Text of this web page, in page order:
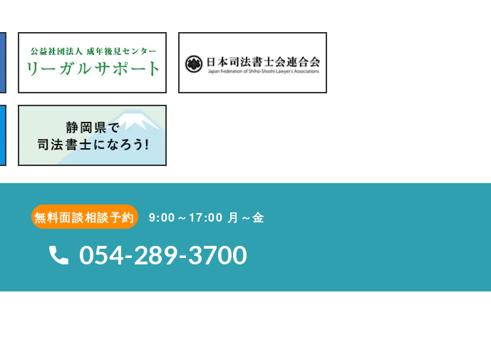
無料面談相談予約 9:00～17:00 月～金
054-289-3700